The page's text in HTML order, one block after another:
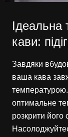
Ідеальна
кави:
Завдяки
ваша кава
температурою.
оптимальне
розкрити його